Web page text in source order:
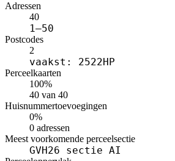
Adressen
40
1–50
Postcodes
2
vaakst: 2522HP
Perceelkaarten
100%
40 van 40
Huisnummertoevoegingen
0%
0 adressen
Meest voorkomende perceelsectie
GVH26 sectie AI